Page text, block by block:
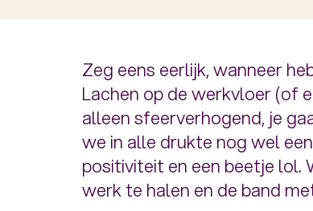
Zeg eens eerlijk, wanneer
Lachen op de werkvloer (of
alleen sfeerverhogend, je
we in alle drukte nog wel
positiviteit en een beetje lol.
werk te halen en de band